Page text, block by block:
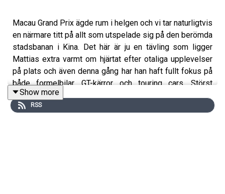
Macau Grand Prix ägde rum i helgen och vi tar naturligtvis
en närmare titt på allt som utspelade sig på den berömda
stadsbanan i Kina. Det här är ju en tävling som ligger
Mattias extra varmt om hjärtat efter otaliga upplevelser
på plats och även denna gång har han haft fullt fokus på
både formelbilar, GT-kärror och touring cars. Störst
intryck gjorde Joel Eriksson i FIA GT World Cup med en
strålande femteplats*. Vi pratar även om Thed Björks
Show more
RSS